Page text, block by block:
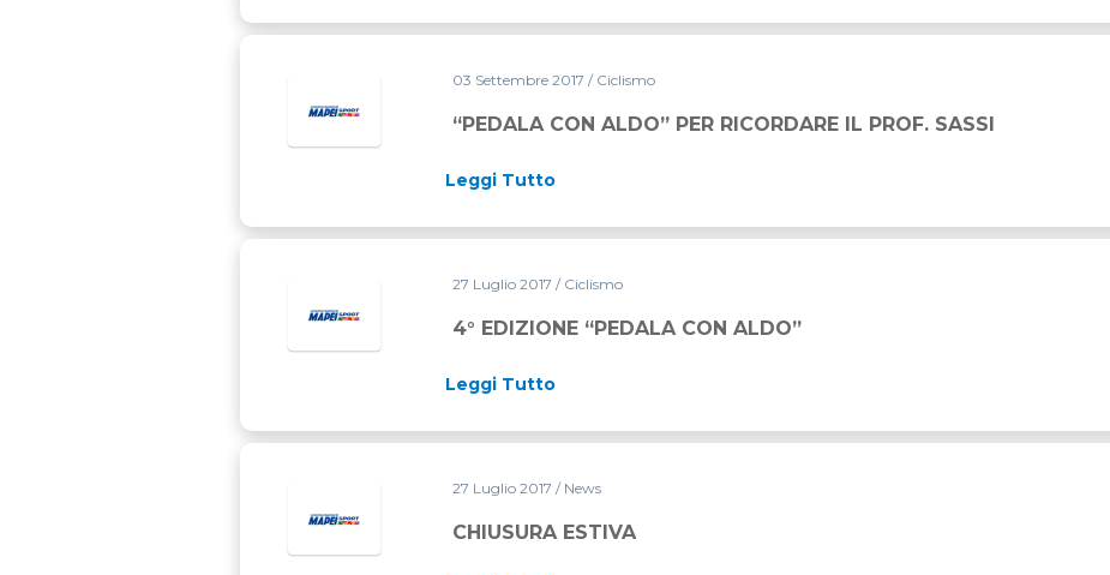
03 Settembre 2017 / Ciclismo
“PEDALA CON ALDO” PER RICORDARE IL PROF. SASSI
Leggi Tutto
27 Luglio 2017 / Ciclismo
4° EDIZIONE “PEDALA CON ALDO”
Leggi Tutto
27 Luglio 2017 / News
CHIUSURA ESTIVA